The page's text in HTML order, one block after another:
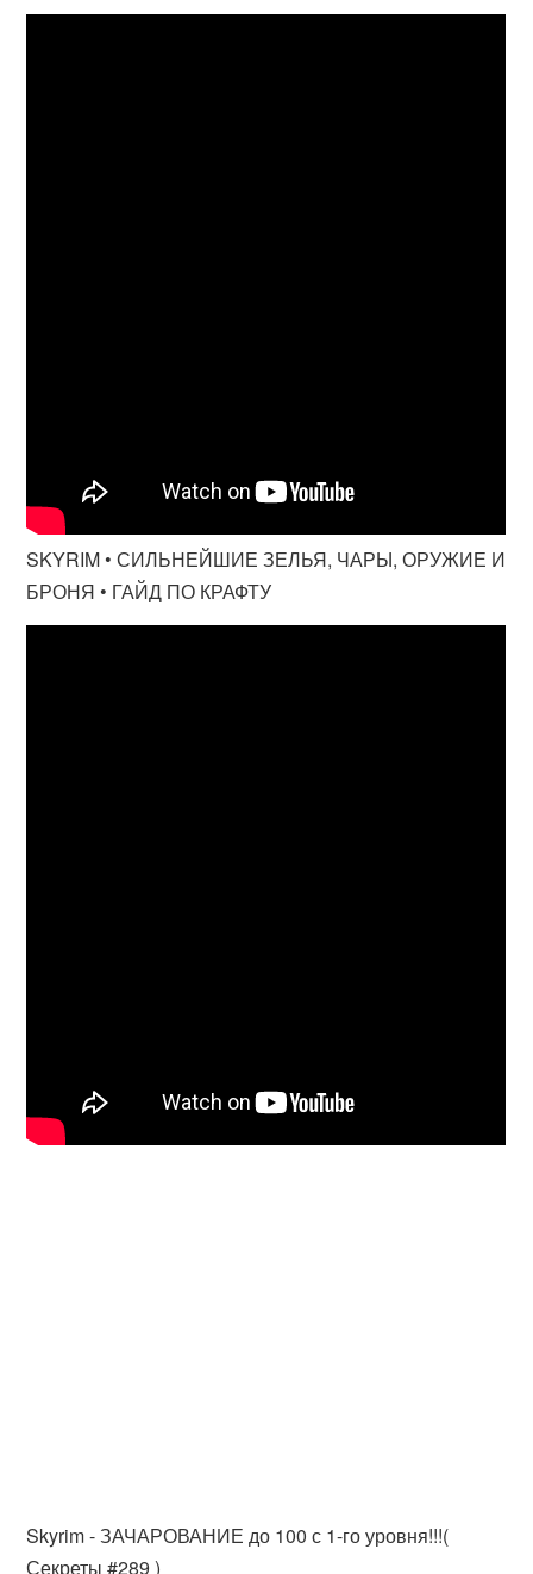
SKYRIM • СИЛЬНЕЙШИЕ ЗЕЛЬЯ, ЧАРЫ, ОРУЖИЕ И
БРОНЯ • ГАЙД ПО КРАФТУ
Skyrim - ЗАЧАРОВАНИЕ до 100 с 1-го уровня!!!(
Секреты #289 )